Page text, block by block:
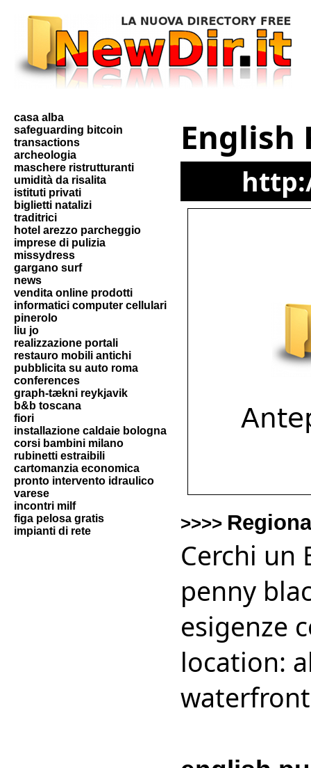
casa alba
safeguarding bitcoin
transactions
archeologia
maschere ristrutturanti
umidità da risalita
istituti privati
biglietti natalizi
traditrici
hotel arezzo parcheggio
imprese di pulizia
missydress
gargano surf
news
vendita online prodotti
informatici computer cellulari
pinerolo
liu jo
realizzazione portali
restauro mobili antichi
pubblicita su auto roma
conferences
graph-tækni reykjavik
b&b toscana
fiori
installazione caldaie bologna
corsi bambini milano
rubinetti estraibili
cartomanzia economica
pronto intervento idraulico
varese
incontri milf
figa pelosa gratis
impianti di rete
English
>>>>
Cerchi un
penny
esigenze
location: